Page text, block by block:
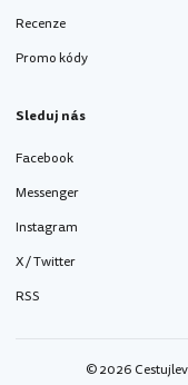
Recenze
Promo kódy
Sleduj nás
Facebook
Messenger
Instagram
X / Twitter
RSS
© 2026